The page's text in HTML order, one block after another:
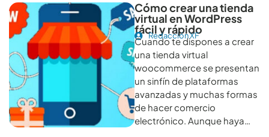
Cómo crear una tienda
virtual en WordPress
fácil y rápido
Redacción XF
Cuando te dispones a crear
una tienda virtual
woocommerce se presentan
un sinfín de plataformas
avanzadas y muchas formas
de hacer comercio
electrónico. Aunque haya…